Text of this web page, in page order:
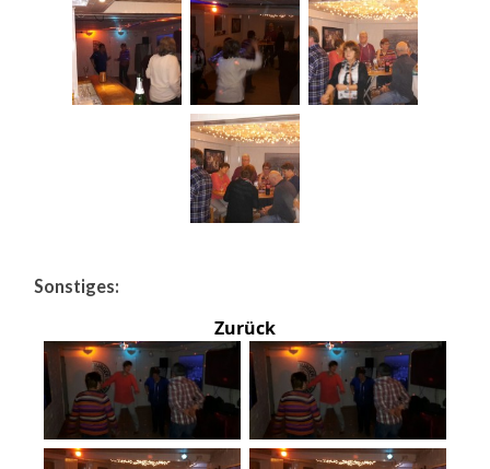
Sonstiges:
Zurück